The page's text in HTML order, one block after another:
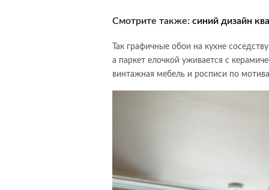
Смотрите также: синий дизайн
Так графичные обои на кухне
а паркет елочкой уживается с
винтажная мебель и росписи по